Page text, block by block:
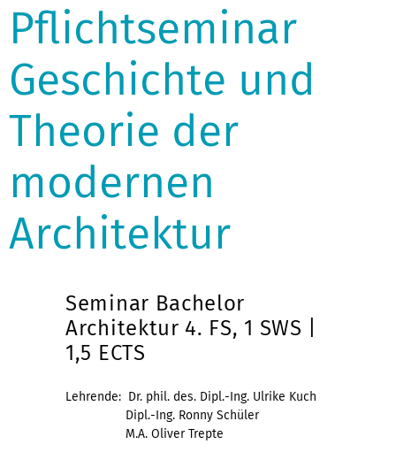
Pflichtseminar
Geschichte und
Theorie der
modernen
Architektur
Seminar Bachelor
Architektur 4. FS, 1 SWS |
1,5 ECTS
Lehrende: Dr. phil. des. Dipl.-Ing. Ulrike Kuch
Dipl.-Ing. Ronny Schüler
M.A. Oliver Trepte